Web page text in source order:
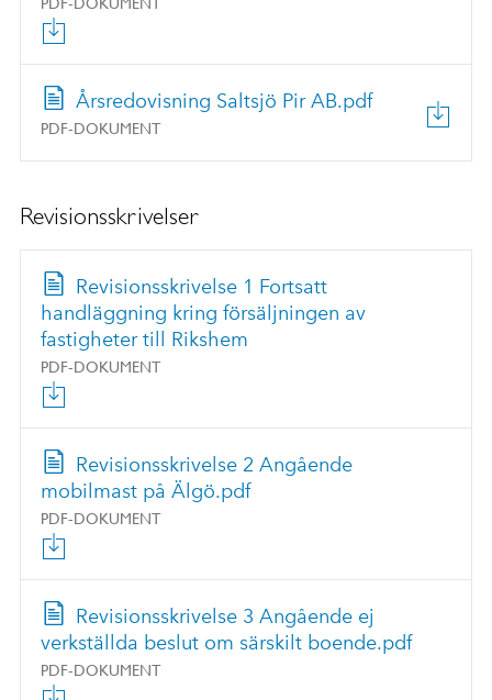
Årsredovisning Saltsjö Pir AB.pdf
PDF-DOKUMENT
Revisionsskrivelser
Revisionsskrivelse 1 Fortsatt
handläggning kring försäljningen av
fastigheter till Rikshem
PDF-DOKUMENT
Revisionsskrivelse 2 Angående
mobilmast på Älgö.pdf
PDF-DOKUMENT
Revisionsskrivelse 3 Angående ej
verkställda beslut om särskilt boende.pdf
PDF-DOKUMENT